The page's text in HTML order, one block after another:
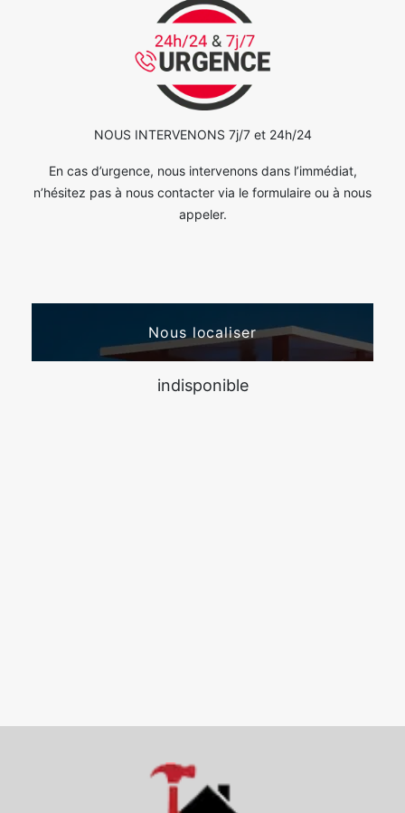
NOUS INTERVENONS 7j/7 et 24h/24
En cas d’urgence, nous intervenons dans l’immédiat,
n’hésitez pas à nous contacter via le formulaire ou à nous
appeler.
Nous localiser
indisponible